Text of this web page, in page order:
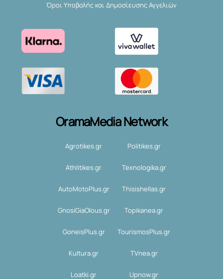
Όροι Υποβολής και Δημοσίευσης Αγγελιών
OramaMedia Network
Agrotikes.gr Politikes.gr
Athlitikes.gr Texnologika.gr
AutoMotoPlus.gr Thisishellas.gr
GnosiGiaOlous.gr Topikanea.gr
GoneisPlus.gr TourismosPlus.gr
Kultura.gr TVnea.gr
Loatki.gr Upnow.gr